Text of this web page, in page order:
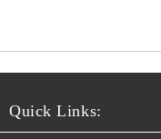
Quick Links: